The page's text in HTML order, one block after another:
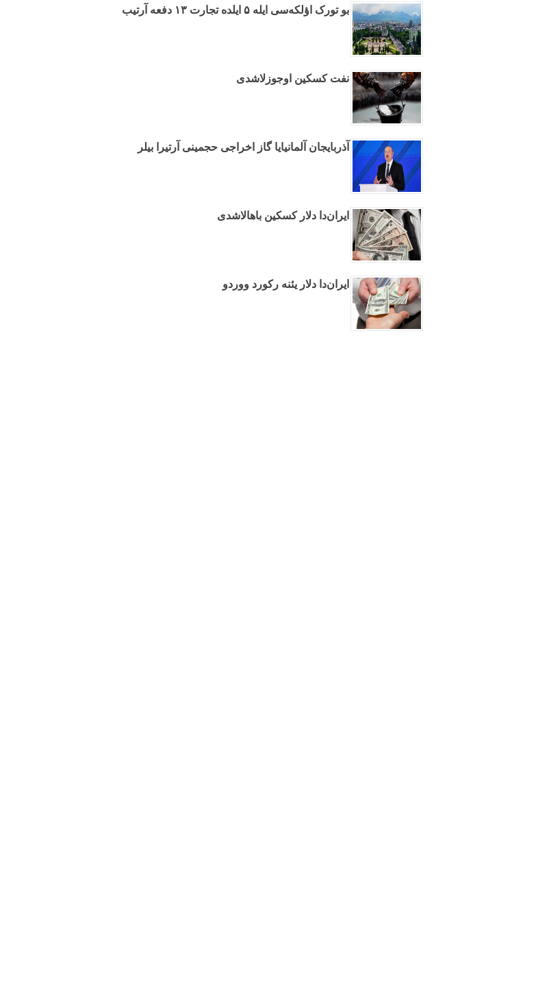
بو تورک اؤلکه‌سی ایله ۵ ایلده تجارت ۱۳ دفعه آرتیب
نفت کسکین اوجوزلاشدی
آذربایجان آلمانیایا گاز اخراجی حجمینی آرتیرا بیلر
ایران‌دا دلار کسکین باهالاشدی
ایران‌دا دلار یئنه رکورد ووردو